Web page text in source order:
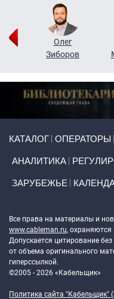
Олег
Зиборов
КАТАЛОГ ОПЕРАТОРЫ
АНАЛИТИКА
ЗАРУБЕЖЬЕ
Все права на материалы и
www.cableman.ru, охраняются
Допускается цитирование
от объема оригинального
гиперссылкой.
©2005 - 2026 «Кабельщик»
Политика сайта "Кабельщик"